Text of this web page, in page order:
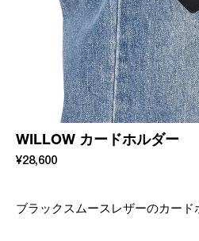
WILLOW カードホルダー
¥28,600
ブラックスムースレザーのカード